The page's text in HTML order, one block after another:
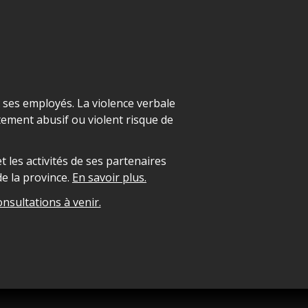
employés. La violence verbale
abusif ou violent risque de
les activités de ses partenaires
la province. En savoir plus.
à venir.